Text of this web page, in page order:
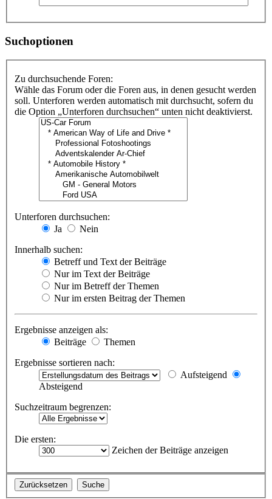
Suchoptionen
Zu durchsuchende Foren:
Wähle das Forum oder die Foren aus, in denen gesucht werden
soll. Unterforen werden automatisch mit durchsucht, sofern du
die Option „Unterforen durchsuchen“ unten nicht deaktivierst.
Unterforen durchsuchen:
Ja
Nein
Innerhalb suchen:
Betreff und Text der Beiträge
Nur im Text der Beiträge
Nur im Betreff der Themen
Nur im ersten Beitrag der Themen
Ergebnisse anzeigen als:
Beiträge
Themen
Ergebnisse sortieren nach:
Aufsteigend
Absteigend
Suchzeitraum begrenzen:
Die ersten:
Zeichen der Beiträge anzeigen